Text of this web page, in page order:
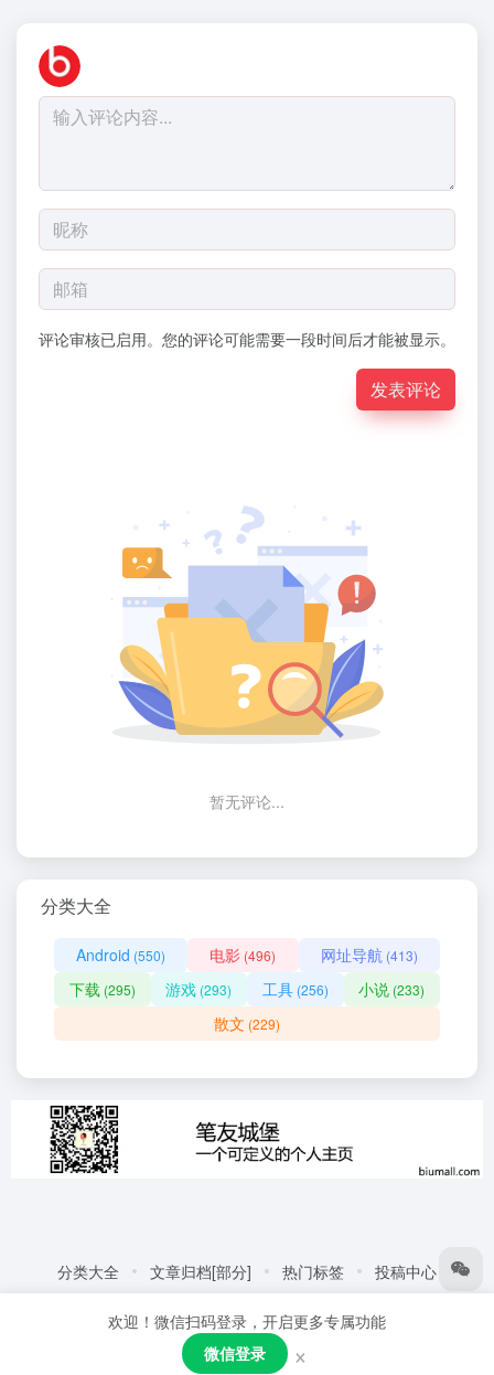
评论审核已启用。您的评论可能需要一段时间后才能被显示。
发表评论
暂无评论...
分类大全
Android (550) 电影 (496) 网址导航 (413)
下载 (295) 游戏 (293) 工具(256) 小说 (233)
散文 (229)
分类大全 文章归档[部分] 热门标签
投稿中心
笔友城堡 - 阅读是一种生活方式
2021001387号 粤公网安备44030002005109号
欢迎！微信扫码登录，开启更多专属功能
微信登录
×